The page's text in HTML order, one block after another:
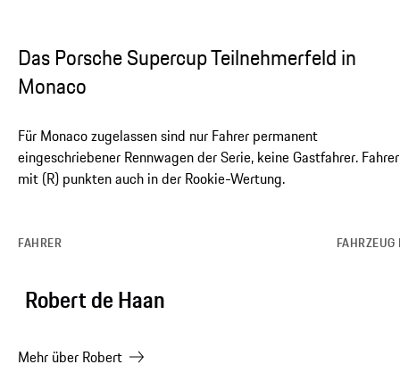
Das Porsche Supercup Teilnehmerfeld in
Monaco
Für Monaco zugelassen sind nur Fahrer permanent
eingeschriebener Rennwagen der Serie, keine Gastfahrer. Fahrer
mit (R) punkten auch in der Rookie-Wertung.
FAHRER FAHRZEUG
Robert de Haan
Mehr über Robert